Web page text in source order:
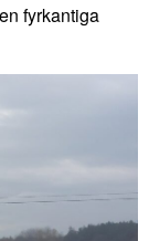
fyrkantiga